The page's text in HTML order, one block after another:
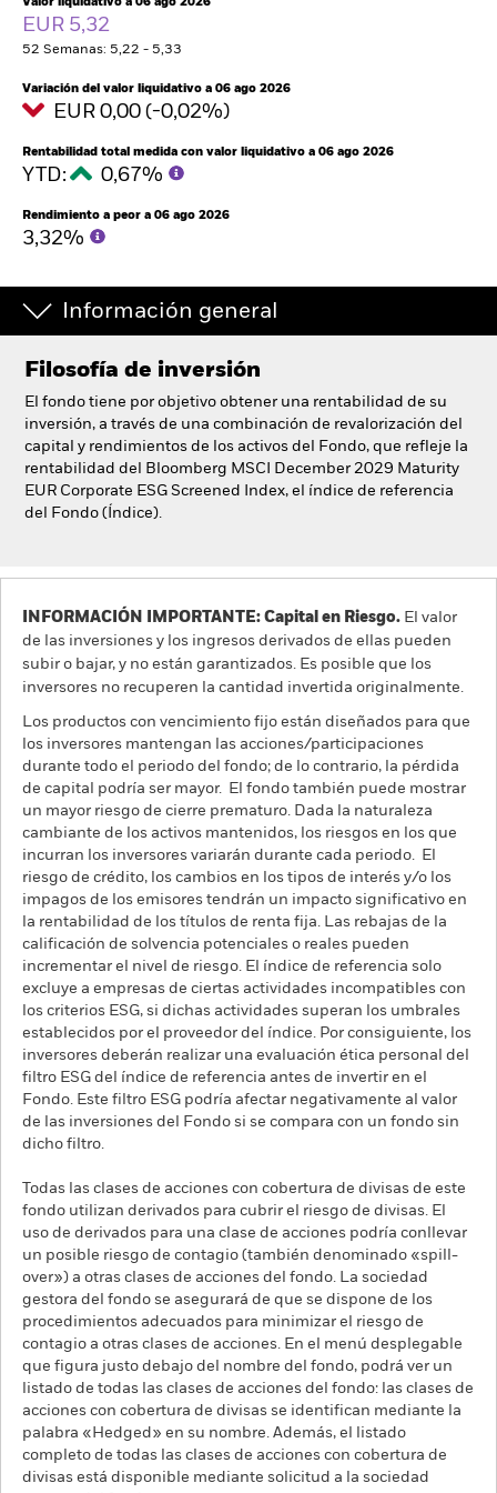
España
Change location
BlackRock
iShares
EUR 5,32
52 Semanas: 5,22 - 5,33
Variación del valor liquidativo a 06 ago 2026
EUR 0,00 (-0,02%)
Rentabilidad total medida con valor liquidativo a 06 ago 2026
YTD: 0,67%
Rendimiento a peor a 06 ago 2026
3,32%
Información general
Filosofía de inversión
El fondo tiene por objetivo obtener una rentabilidad de su
inversión, a través de una combinación de revalorización del
capital y rendimientos de los activos del Fondo, que refleje la
rentabilidad del Bloomberg MSCI December 2029 Maturity
EUR Corporate ESG Screened Index, el índice de referencia
del Fondo (Índice).
INFORMACIÓN IMPORTANTE: Capital en Riesgo. El valor
de las inversiones y los ingresos derivados de ellas pueden
subir o bajar, y no están garantizados. Es posible que los
inversores no recuperen la cantidad invertida originalmente.
Los productos con vencimiento fijo están diseñados para que
los inversores mantengan las acciones/participaciones
durante todo el periodo del fondo; de lo contrario, la pérdida
de capital podría ser mayor. El fondo también puede mostrar
un mayor riesgo de cierre prematuro. Dada la naturaleza
cambiante de los activos mantenidos, los riesgos en los que
incurran los inversores variarán durante cada periodo. El
riesgo de crédito, los cambios en los tipos de interés y/o los
impagos de los emisores tendrán un impacto significativo en
la rentabilidad de los títulos de renta fija. Las rebajas de la
calificación de solvencia potenciales o reales pueden
incrementar el nivel de riesgo. El índice de referencia solo
excluye a empresas de ciertas actividades incompatibles con
los criterios ESG, si dichas actividades superan los umbrales
establecidos por el proveedor del índice. Por consiguiente, los
inversores deberán realizar una evaluación ética personal del
filtro ESG del índice de referencia antes de invertir en el
Fondo. Este filtro ESG podría afectar negativamente al valor
de las inversiones del Fondo si se compara con un fondo sin
dicho filtro.
Todas las clases de acciones con cobertura de divisas de este
fondo utilizan derivados para cubrir el riesgo de divisas. El
uso de derivados para una clase de acciones podría conllevar
un posible riesgo de contagio (también denominado «spill-
over») a otras clases de acciones del fondo. La sociedad
gestora del fondo se asegurará de que se dispone de los
procedimientos adecuados para minimizar el riesgo de
contagio a otras clases de acciones. En el menú desplegable
que figura justo debajo del nombre del fondo, podrá ver un
listado de todas las clases de acciones del fondo: las clases de
acciones con cobertura de divisas se identifican mediante la
palabra «Hedged» en su nombre. Además, el listado
completo de todas las clases de acciones con cobertura de
divisas está disponible mediante solicitud a la sociedad